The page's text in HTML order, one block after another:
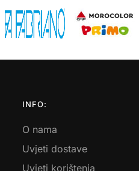
INFO:
O nama
Uvjeti dostave
Uvjeti korištenja